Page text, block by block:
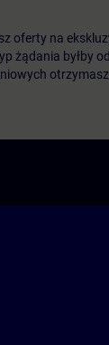
oferty na
żądania byłby